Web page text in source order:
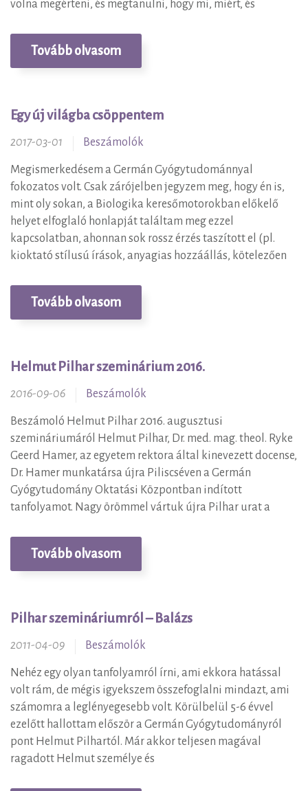
volna megérteni, és megtanulni, hogy mi, miért, és
Tovább olvasom
Egy új világba csöppentem
2017-03-01 Beszámolók
Megismerkedésem a Germán Gyógytudománnyal
fokozatos volt. Csak zárójelben jegyzem meg, hogy én is,
mint oly sokan, a Biologika keresőmotorokban előkelő
helyet elfoglaló honlapját találtam meg ezzel
kapcsolatban, ahonnan sok rossz érzés taszított el (pl.
kioktató stílusú írások, anyagias hozzáállás, kötelezően
Tovább olvasom
Helmut Pilhar szeminárium 2016.
2016-09-06 Beszámolók
Beszámoló Helmut Pilhar 2016. augusztusi
szemináriumáról Helmut Pilhar, Dr. med. mag. theol. Ryke
Geerd Hamer, az egyetem rektora által kinevezett docense,
Dr. Hamer munkatársa újra Piliscséven a Germán
Gyógytudomány Oktatási Központban indított
tanfolyamot. Nagy örömmel vártuk újra Pilhar urat a
Tovább olvasom
Pilhar szemináriumról – Balázs
2011-04-09 Beszámolók
Nehéz egy olyan tanfolyamról írni, ami ekkora hatással
volt rám, de mégis igyekszem összefoglalni mindazt, ami
számomra a leglényegesebb volt. Körülbelül 5-6 évvel
ezelőtt hallottam először a Germán Gyógytudományról
pont Helmut Pilhartól. Már akkor teljesen magával
ragadott Helmut személye és